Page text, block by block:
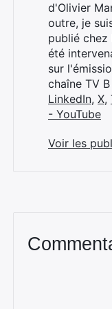
d'Olivier
outre, je
publié chez
été
sur
chaîne TV
LinkedIn, X,
- YouTube
Voir les